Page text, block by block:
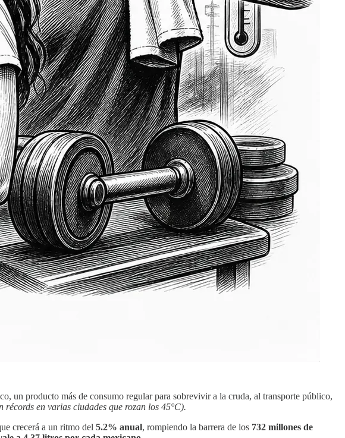
un producto más de consumo regular para sobrevivir a la cruda, al transporte público,
récords en varias ciudades que rozan los 45°C).
crecerá a un ritmo del 5.2% anual, rompiendo la barrera de los 732 millones de